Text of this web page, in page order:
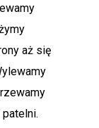
aż się
patelni.